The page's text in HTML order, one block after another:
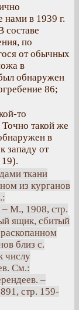
нами в 1939 г.
составе
по
от обычных
в
обнаружен
86;
то
такой же
в
западу от
ткани
из курганов
М., 1908, стр.
ящик, сбитый
близ с.
числу
См.:
–
стр. 159-